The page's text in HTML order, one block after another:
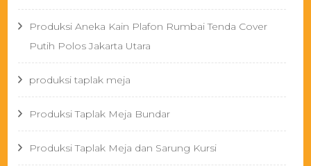
Produksi Aneka Kain Plafon Rumbai Tenda Cover
Putih Polos Jakarta Utara
produksi taplak meja
Produksi Taplak Meja Bundar
Produksi Taplak Meja dan Sarung Kursi